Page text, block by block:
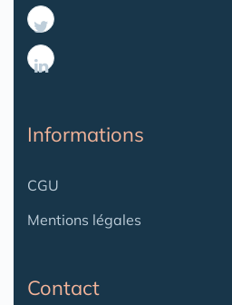
Informations
CGU
Mentions légales
Contact